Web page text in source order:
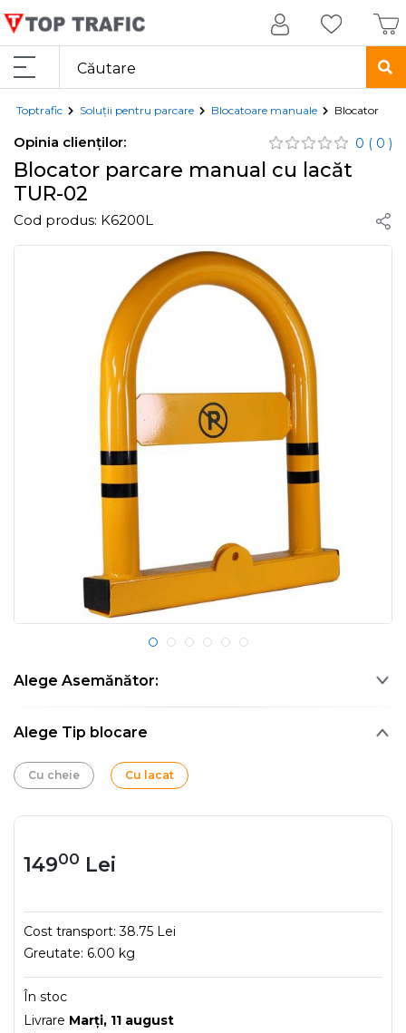
Toptrafic Soluții pentru parcare Blocatoare manuale Blocator
Opinia clienților: 0 ( 0 )
Blocator parcare manual cu lacăt
TUR-02
Cod produs: K6200L
Alege Asemănător:
Alege Tip blocare
Cu cheie Cu lacat
14900 Lei
Cost transport:38.75 Lei
Greutate: 6.00 kg
În stoc
Livrare Marţi, 11 august